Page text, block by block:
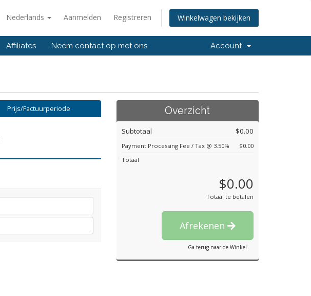
Nederlands Aanmelden Registreren Winkelwagen bekijken
Affiliates Neem contact op met ons Account
Prijs/Factuurperiode Overzicht
Subtotaal $0.00
Payment Processing Fee / Tax @ 3.50%
$0.00
Totaal
$0.00
Totaal te betalen
Afrekenen
Ga terug naar de Winkel